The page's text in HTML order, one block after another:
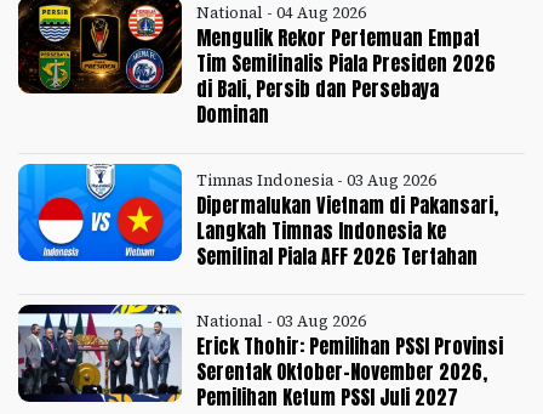
National - 04 Aug 2026
Mengulik Rekor Pertemuan Empat
Tim Semifinalis Piala Presiden 2026
di Bali, Persib dan Persebaya
Dominan
Timnas Indonesia - 03 Aug 2026
Dipermalukan Vietnam di Pakansari,
Langkah Timnas Indonesia ke
Semifinal Piala AFF 2026 Tertahan
National - 03 Aug 2026
Erick Thohir: Pemilihan PSSI Provinsi
Serentak Oktober-November 2026,
Pemilihan Ketum PSSI Juli 2027